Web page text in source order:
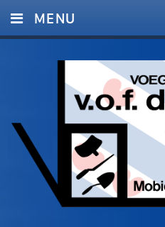
MENU
DIENSTEN
CONTACT